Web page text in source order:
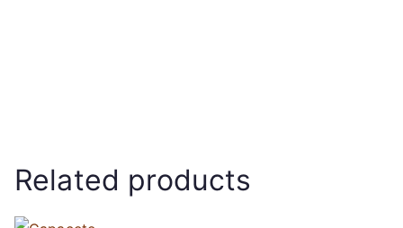
Related products